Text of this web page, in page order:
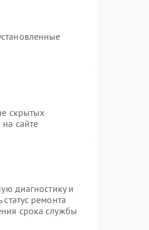
скрытых
сайте
диагностику и
ремонта
срока службы